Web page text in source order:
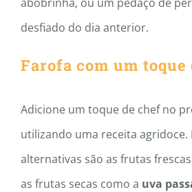
desfiado do dia anterior.
Farofa com um toque
Adicione um toque de chef no
utilizando uma receita agridoce.
alternativas são as frutas
as frutas secas como a uva